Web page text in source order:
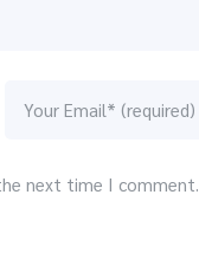
next time I comment.